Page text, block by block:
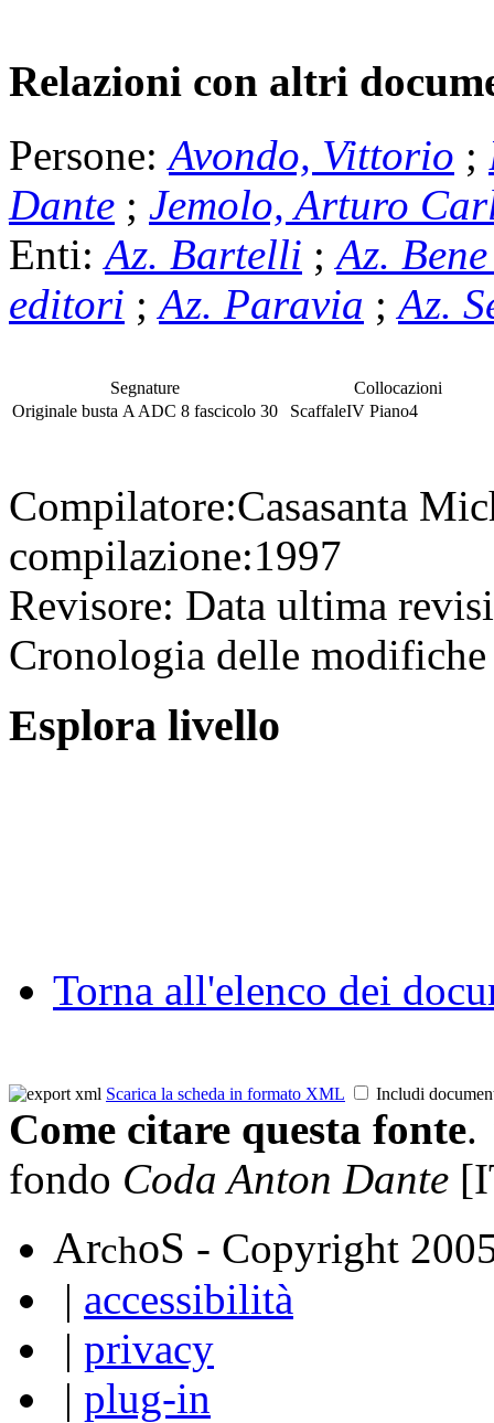
Relazioni con altri
Persone: Avondo, Vittorio ;
Dante ; Jemolo, Arturo
Enti: Az. Bartelli ; Az.
editori ; Az. Paravia ; Az.
Segnature
Originale busta A ADC 8 fascicolo 30
Collocazioni
ScaffaleIV Piano4
Compilatore:Casasanta
compilazione:1997
Revisore: Data ultima
Cronologia delle
Esplora livello
Torna all'elenco dei
Scarica la scheda in formato XML Includi
Come citare questa fonte.
fondo Coda Anton Dante
ArchoS - Copyright
| accessibilità
| privacy
| plug-in